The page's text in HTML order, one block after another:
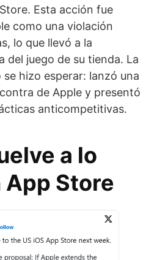
Esta acción fue
como una violación
lo que llevó a la
del juego de su tienda. La
hizo esperar: lanzó una
de Apple y presentó
anticompetitivas.
a lo
App Store